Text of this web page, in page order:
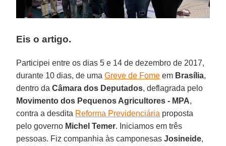
Eis o artigo.
Participei entre os dias 5 e 14 de dezembro de 2017,
durante 10 dias, de umaGreve de Fome em Brasília,
dentro daCâmara dos Deputados, deflagrada pelo
Movimento dos Pequenos Agricultores - MPA,
contra a desdita Reforma Previdenciária proposta
pelo governo Michel Temer. Iniciamos em três
pessoas. Fiz companhia às camponesasJosineide,